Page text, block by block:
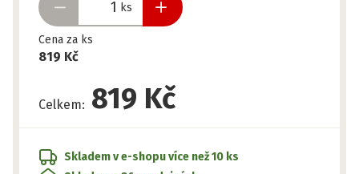
ks
Cena za ks
819 Kč
Celkem: 819 Kč
Skladem v e-shopuvíce než 10 ks